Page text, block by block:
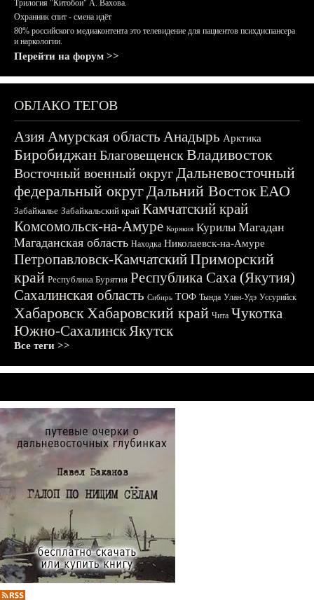
Трилогия "Китобои" А. Вахова.
Охранник спит - смена идёт
80% российского медиаконтента это телевидение для пациентов психдиспансера
и наркологии.
Перейти на форум >>
ОБЛАКО ТЕГОВ
АзияАмурская область Анадырь Арктика
БиробиджанБлаговещенскВладивосток
Восточный военный округДальневосточный
федеральный округДальний ВостокЕАО
Забайкалье Забайкальский край Камчатский край
Комсомольск-на-Амуре Корякия Курилы Магадан
Магаданская область Находка Николаевск-на-Амуре
Петропавловск-КамчатскийПриморский
край Республика Бурятия Республика Саха (Якутия)
Сахалинская область Сибирь ТОФ Тында Улан-Удэ Уссурийск
ХабаровскХабаровский край Чита Чукотка
Южно-СахалинскЯкутск
Все теги >>